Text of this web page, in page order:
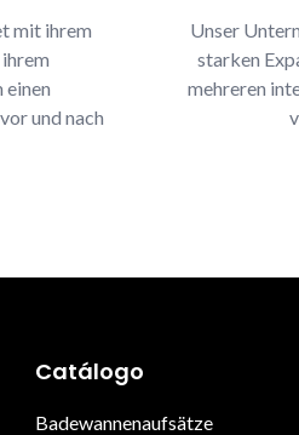
mit ihrem
einen
und nach
Unser
starken
mehreren
Catálogo
Badewannenaufsätze